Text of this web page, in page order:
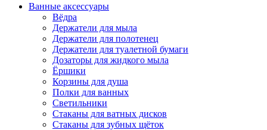
Ванные аксессуары
Вёдра
Держатели для мыла
Держатели для полотенец
Держатели для туалетной бумаги
Дозаторы для жидкого мыла
Ёршики
Корзины для душа
Полки для ванных
Светильники
Стаканы для ватных дисков
Стаканы для зубных щёток